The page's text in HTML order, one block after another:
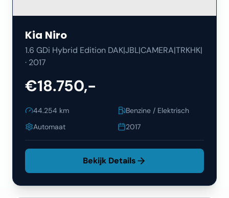
Kia Niro
1.6 GDi Hybrid Edition DAK|JBL|CAMERA|TRKHK|
· 2017
€18.750,-
44.254 km
Benzine / Elektrisch
Automaat
2017
Bekijk Details